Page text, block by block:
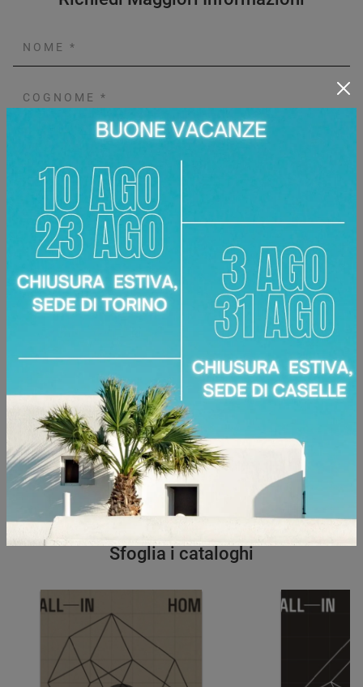
Sfoglia i cataloghi
Ho preso visione dellaPrivacy Policy
Invia